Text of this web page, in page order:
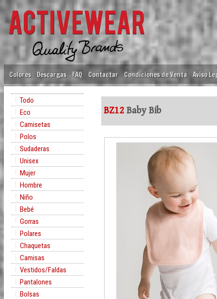
Colores Descargas FAQ Contactar Condiciones de Venta Aviso
Todo
Eco
Camisetas
Polos
Sudaderas
Unisex
Mujer
Hombre
Niño
Bebé
Gorras
Polares
Chaquetas
Camisas
Vestidos/Faldas
Pantalones
Bolsas
BZ12 Baby Bib